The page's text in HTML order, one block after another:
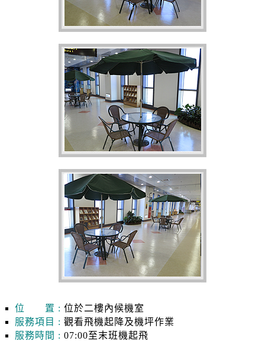
位 置 : 位於二樓內候機室
服務項目 : 觀看飛機起降及機坪作業
服務時間 : 07:00至末班機起飛